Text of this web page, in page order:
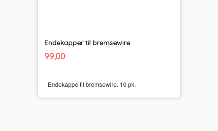
Endekapper til bremsewire
Pris
99,00mva.
Endekappe til bremsewire. 10 pk.